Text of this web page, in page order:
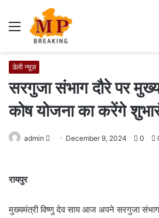
Menu
डेली न्यूज़
सरगुजा संभाग दौरे पर
कोष योजना का करेंगे
admin
n
December 9, 2024 0
रायपुर
मुख्यमंत्री विष्णु देव साय आज अपने सरगुजा संभाग